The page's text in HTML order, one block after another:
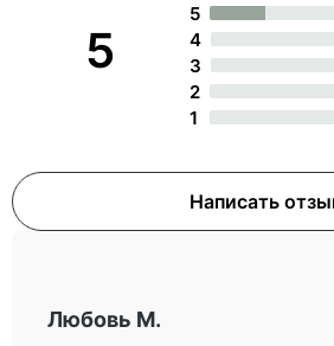
5
5
4
3
2
1
Написать
Любовь М.